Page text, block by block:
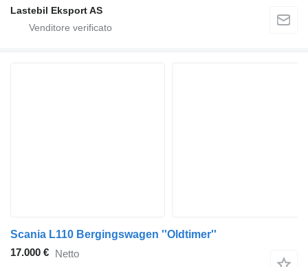
Lastebil Eksport AS
Scania L110 Bergingswagen ''Oldtimer''
17.000 € Netto